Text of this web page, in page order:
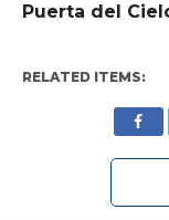
Puerta del
RELATED ITEMS: